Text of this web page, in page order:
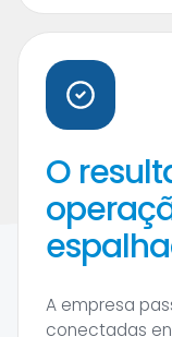
O
A empresa
conectadas